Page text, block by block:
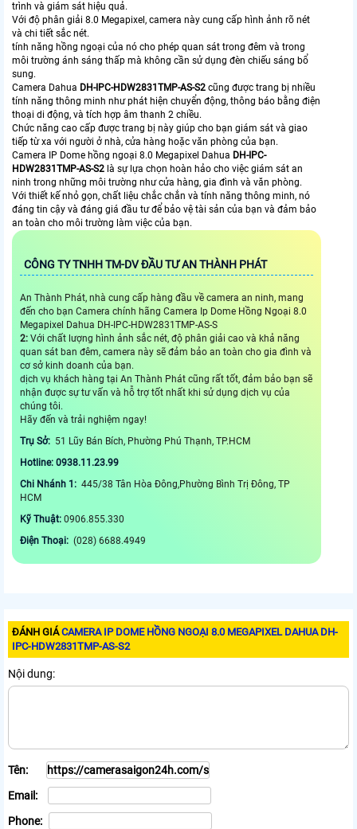
trình và giám sát hiệu quả.
Với độ phân giải 8.0 Megapixel, camera này cung cấp hình ảnh rõ nét
và chi tiết sắc nét.
tính năng hồng ngoại của nó cho phép quan sát trong đêm và trong
môi trường ánh sáng thấp mà không cần sử dụng đèn chiếu sáng bổ
sung.
Camera Dahua DH-IPC-HDW2831TMP-AS-S2 cũng được trang bị nhiều
tính năng thông minh như phát hiện chuyển động, thông báo bằng điện
thoại di động, và tích hợp âm thanh 2 chiều.
Chức năng cao cấp được trang bị này giúp cho bạn giám sát và giao
tiếp từ xa với người ở nhà, cửa hàng hoặc văn phòng của bạn.
Camera IP Dome hồng ngoại 8.0 Megapixel Dahua DH-IPC-
HDW2831TMP-AS-S2 là sự lựa chọn hoàn hảo cho việc giám sát an
ninh trong những môi trường như cửa hàng, gia đình và văn phòng.
Với thiết kế nhỏ gọn, chất liệu chắc chắn và tính năng thông minh, nó
đáng tin cậy và đáng giá đầu tư để bảo vệ tài sản của bạn và đảm bảo
an toàn cho môi trường làm việc của bạn.
CÔNG TY TNHH TM-DV ĐẦU TƯ AN THÀNH PHÁT
An Thành Phát, nhà cung cấp hàng đầu về camera an ninh, mang
đến cho bạn Camera chính hãng Camera Ip Dome Hồng Ngoại 8.0
Megapixel Dahua DH-IPC-HDW2831TMP-AS-S
2: Với chất lượng hình ảnh sắc nét, độ phân giải cao và khả năng
quan sát ban đêm, camera này sẽ đảm bảo an toàn cho gia đình và
cơ sở kinh doanh của bạn.
dịch vụ khách hàng tại An Thành Phát cũng rất tốt, đảm bảo bạn sẽ
nhận được sự tư vấn và hỗ trợ tốt nhất khi sử dụng dịch vụ của
chúng tôi.
Hãy đến và trải nghiệm ngay!
Trụ Sở: 51 Lũy Bán Bích, Phường Phú Thạnh, TP.HCM
Hotline: 0938.11.23.99
Chi Nhánh 1: 445/38 Tân Hòa Đông,Phường Bình Trị Đông, TP
HCM
Kỹ Thuật: 0906.855.330
Điện Thoại: (028) 6688.4949
ĐÁNH GIÁCAMERA IP DOME HỒNG NGOẠI 8.0 MEGAPIXEL DAHUA DH-
IPC-HDW2831TMP-AS-S2
Nội dung:
Tên:
Email:
Phone: